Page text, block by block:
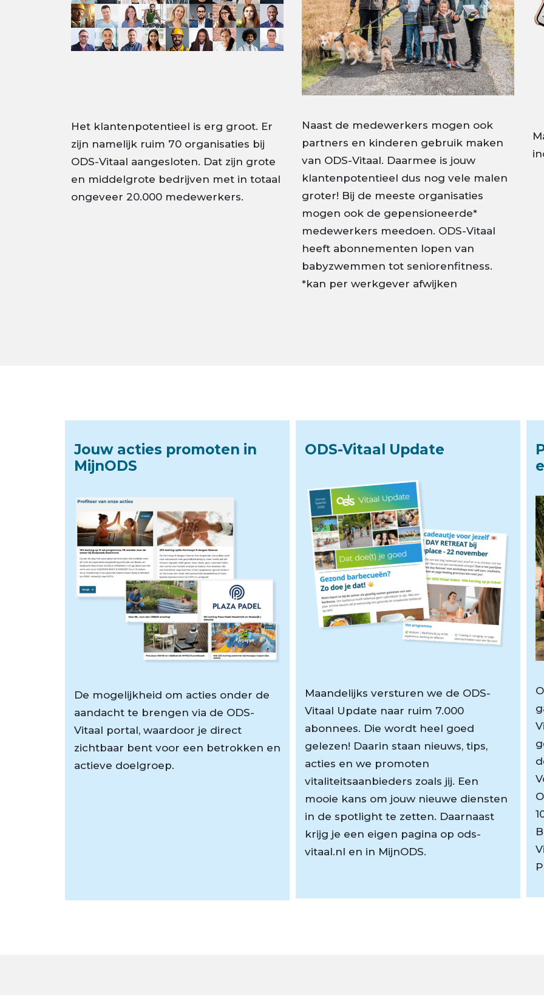
Het klantenpotentieel is erg groot. Er
zijn namelijk ruim 70 organisaties bij
ODS-Vitaal aangesloten. Dat zijn grote
en middelgrote bedrijven met in totaal
ongeveer 20.000 medewerkers.
Naast de medewerkers mogen ook
partners en kinderen gebruik maken
van ODS-Vitaal. Daarmee is jouw
klantenpotentieel dus nog vele malen
groter! Bij de meeste organisaties
mogen ook de gepensioneerde*
medewerkers meedoen. ODS-Vitaal
heeft abonnementen lopen van
babyzwemmen tot seniorenfitness.
*kan per werkgever afwijken
Jouw acties promoten in
MijnODS
De mogelijkheid om acties onder de
aandacht te brengen via de ODS-
Vitaal portal, waardoor je direct
zichtbaar bent voor een betrokken en
actieve doelgroep.
ODS-Vitaal Update
Maandelijks versturen we de ODS-
Vitaal Update naar ruim 7.000
abonnees. Die wordt heel goed
gelezen! Daarin staan nieuws, tips,
acties en we promoten
vitaliteitsaanbieders zoals jij. Een
mooie kans om jouw nieuwe diensten
in de spotlight te zetten. Daarnaast
krijg je een eigen pagina op ods-
vitaal.nl en in MijnODS.